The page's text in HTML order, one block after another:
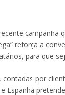
reforça a
para que
por
Espanha